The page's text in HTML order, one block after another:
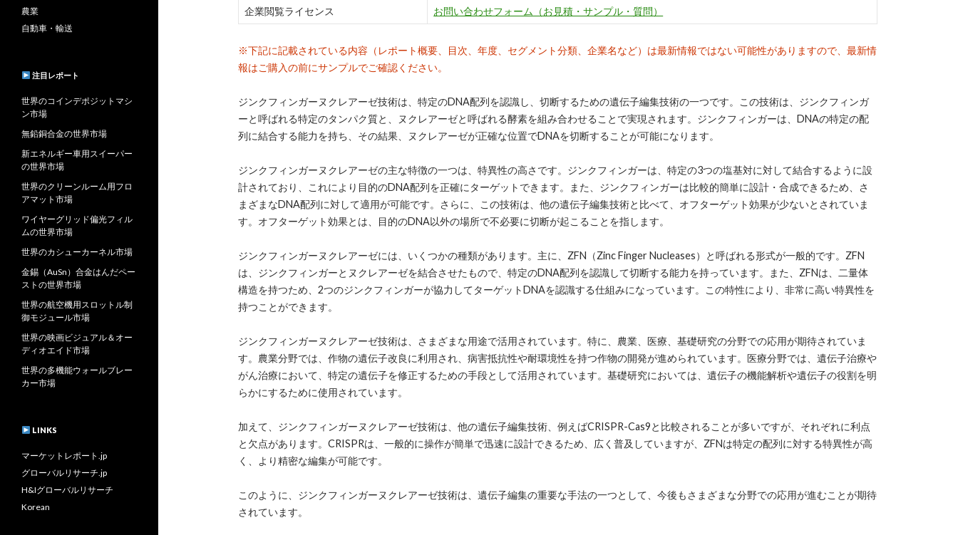
企業閲覧ライセンス お問い合わせフォーム（お見積・サンプル・質問）
※下記に記載されている内容（レポート概要、目次、年度、セグメント分類、企業名など）は最新情報ではない可能性がありますので、最新情
報はご購入の前にサンプルでご確認ください。
ジンクフィンガーヌクレアーゼ技術は、特定のDNA配列を認識し、切断するための遺伝子編集技術の一つです。この技術は、ジンクフィンガ
ーと呼ばれる特定のタンパク質と、ヌクレアーゼと呼ばれる酵素を組み合わせることで実現されます。ジンクフィンガーは、DNAの特定の配
列に結合する能力を持ち、その結果、ヌクレアーゼが正確な位置でDNAを切断することが可能になります。
ジンクフィンガーヌクレアーゼの主な特徴の一つは、特異性の高さです。ジンクフィンガーは、特定の3つの塩基対に対して結合するように設
計されており、これにより目的のDNA配列を正確にターゲットできます。また、ジンクフィンガーは比較的簡単に設計・合成できるため、さ
まざまなDNA配列に対して適用が可能です。さらに、この技術は、他の遺伝子編集技術と比べて、オフターゲット効果が少ないとされていま
す。オフターゲット効果とは、目的のDNA以外の場所で不必要に切断が起こることを指します。
ジンクフィンガーヌクレアーゼには、いくつかの種類があります。主に、ZFN（Zinc Finger Nucleases）と呼ばれる形式が一般的です。ZFN
は、ジンクフィンガーとヌクレアーゼを結合させたもので、特定のDNA配列を認識して切断する能力を持っています。また、ZFNは、二量体
構造を持つため、2つのジンクフィンガーが協力してターゲットDNAを認識する仕組みになっています。この特性により、非常に高い特異性を
持つことができます。
ジンクフィンガーヌクレアーゼ技術は、さまざまな用途で活用されています。特に、農業、医療、基礎研究の分野での応用が期待されていま
す。農業分野では、作物の遺伝子改良に利用され、病害抵抗性や耐環境性を持つ作物の開発が進められています。医療分野では、遺伝子治療や
がん治療において、特定の遺伝子を修正するための手段として活用されています。基礎研究においては、遺伝子の機能解析や遺伝子の役割を明
らかにするために使用されています。
加えて、ジンクフィンガーヌクレアーゼ技術は、他の遺伝子編集技術、例えばCRISPR-Cas9と比較されることが多いですが、それぞれに利点
と欠点があります。CRISPRは、一般的に操作が簡単で迅速に設計できるため、広く普及していますが、ZFNは特定の配列に対する特異性が高
く、より精密な編集が可能です。
このように、ジンクフィンガーヌクレアーゼ技術は、遺伝子編集の重要な手法の一つとして、今後もさまざまな分野での応用が進むことが期待
されています。
農業
自動車・輸送
注目レポート
世界のコインデポジットマシ
ン市場
無鉛銅合金の世界市場
新エネルギー車用スイーパー
の世界市場
世界のクリーンルーム用フロ
アマット市場
ワイヤーグリッド偏光フィル
ムの世界市場
世界のカシューカーネル市場
金錫（AuSn）合金はんだペー
ストの世界市場
世界の航空機用スロットル制
御モジュール市場
世界の映画ビジュアル＆オー
ディオエイド市場
世界の多機能ウォールブレー
カー市場
LINKS
マーケットレポート.jp
グローバルリサーチ.jp
H&Iグローバルリサーチ
Korean